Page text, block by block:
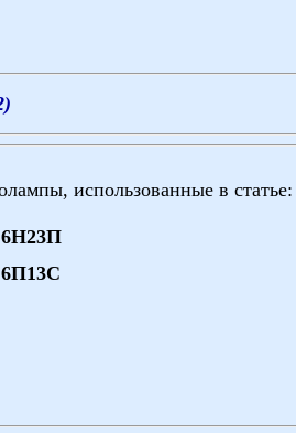
использованные в статье:
6Н23П
6П13С